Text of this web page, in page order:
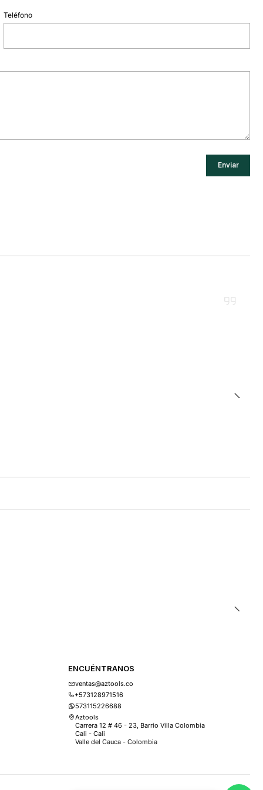
Teléfono
ENCUÉNTRANOS
ventas@aztools.co
+573128971516
573115226688
Aztools
Carrera 12 # 46 - 23, Barrio Villa Colombia
Cali - Cali
Valle del Cauca - Colombia